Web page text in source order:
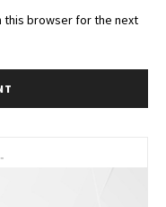
this browser for the next